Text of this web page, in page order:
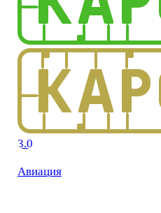
3.0
Авиация